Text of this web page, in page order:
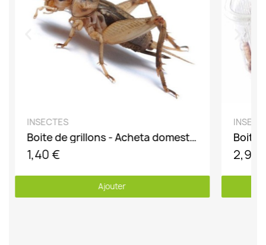
INSECTES
Boite de grillons - Acheta domesticus
1,40 €
Ajouter
2,90